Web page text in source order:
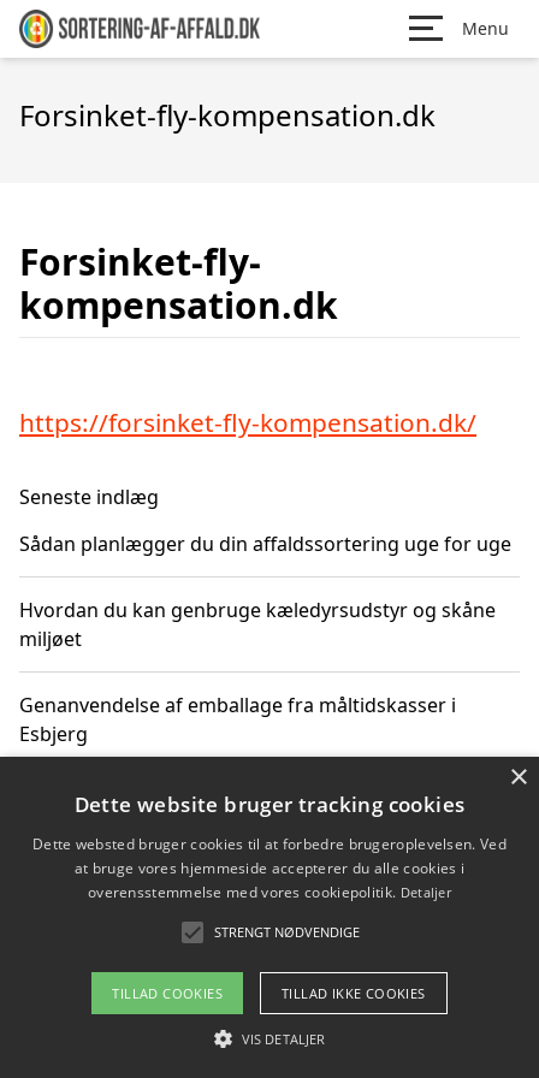
Menu
Forsinket-fly-kompensation.dk
Forsinket-fly-
kompensation.dk
https://forsinket-fly-kompensation.dk/
Seneste indlæg
Sådan planlægger du din affaldssortering uge for uge
Hvordan du kan genbruge kæledyrsudstyr og skåne
miljøet
Genanvendelse af emballage fra måltidskasser i
Esbjerg
Sådan kan du kombinere affaldssortering med rejser
Hvordan affaldssortering kan bidrage til co2 reduktion
Copyright 2026 - Pilanto Aps
Om / kontakt
Blog Betingelser
×
Dette website bruger tracking cookies
Dette websted bruger cookies til at forbedre brugeroplevelsen. Ved
at bruge vores hjemmeside accepterer du alle cookies i
overensstemmelse med vores cookiepolitik. Detaljer
STRENGT NØDVENDIGE
TILLAD COOKIES TILLAD IKKE COOKIES
VIS DETALJER